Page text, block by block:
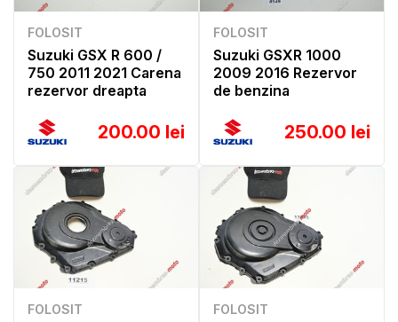
FOLOSIT
Suzuki GSX R 600 /
750 2011 2021 Carena
rezervor dreapta
200.00 lei
FOLOSIT
Suzuki GSXR 1000
2009 2016 Rezervor
de benzina
250.00 lei
FOLOSIT FOLOSIT